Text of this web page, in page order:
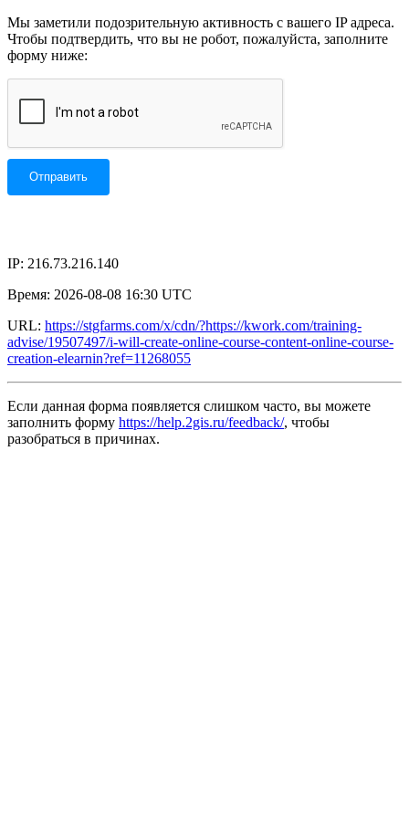
Мы заметили подозрительную активность с вашего IP адреса.
Чтобы подтвердить, что вы не робот, пожалуйста, заполните
форму ниже:
IP: 216.73.216.140
Время: 2026-08-08 16:30 UTC
URL: https://stgfarms.com/x/cdn/?https://kwork.com/training-
advise/19507497/i-will-create-online-course-content-online-course-
creation-elearnin?ref=11268055
Если данная форма появляется слишком часто, вы можете
заполнить форму https://help.2gis.ru/feedback/, чтобы
разобраться в причинах.